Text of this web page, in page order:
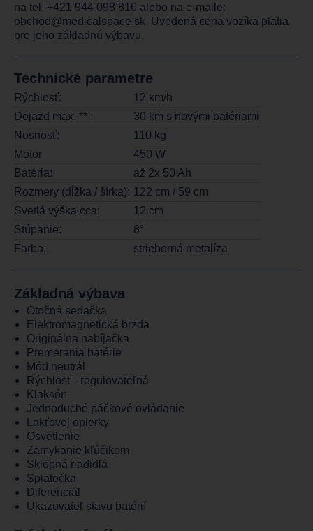
na tel: +421 944 098 816 alebo na e-maile:
obchod@medicalspace.sk. Uvedená cena vozíka platia
pre jeho základnú výbavu.
Technické parametre
Rýchlosť:
12 km/h
Dojazd max. ** :
30 km s novými batériami
Nosnosť:
110 kg
Motor
450 W
Batéria:
až 2x 50 Ah
Rozmery (dĺžka / šírka): 122 cm / 59 cm
Svetlá výška cca:
12 cm
Stúpanie:
8°
Farba:
strieborná metalíza
Základná výbava
Otočná sedačka
Elektromagnetická brzda
Originálna nabíjačka
Premerania batérie
Mód neutrál
Rýchlosť - regulovateľná
Klaksón
Jednoduché páčkové ovládanie
Lakťovej opierky
Osvetlenie
Zamykanie kľúčikom
Sklopná riadidlá
Spiatočka
Diferenciál
Ukazovateľ stavu batérií